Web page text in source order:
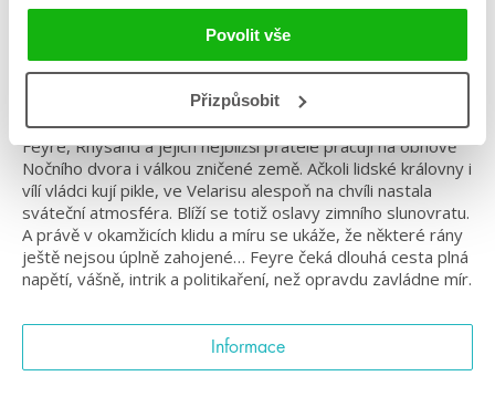
Povolit vše
Přizpůsobit
Pokračování bestsellerové young adult série Dvůr
Feyre, Rhysand a jejich nejbližší přátelé pracují na obnově
Nočního dvora i válkou zničené země. Ačkoli lidské královny i
vílí vládci kují pikle, ve Velarisu alespoň na chvíli nastala
sváteční atmosféra. Blíží se totiž oslavy zimního slunovratu.
A právě v okamžicích klidu a míru se ukáže, že některé rány
ještě nejsou úplně zahojené… Feyre čeká dlouhá cesta plná
napětí, vášně, intrik a politikaření, než opravdu zavládne mír.
Informace